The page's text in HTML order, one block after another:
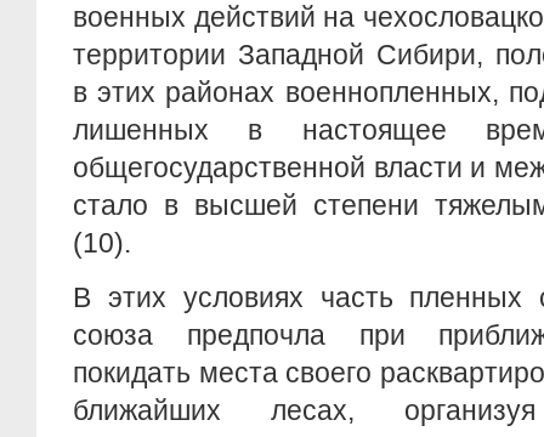
военных действий на
территории Западной Сибири,
в этих районах военнопленных,
лишенных в настоящее
общегосударственной власти и
стало в высшей степени
(10).
В этих условиях часть пленных
союза предпочла при
покидать места своего
ближайших лесах,